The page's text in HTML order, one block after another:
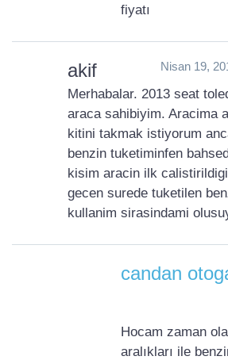
fiyatı
akif Nisan 19,
Merhabalar. 2013 seat
araca sahibiyim. Aracima
kitini takmak istiyorum
benzin tuketiminfen
kisim aracin ilk
gecen surede tuketilen
kullanim sirasindami
candan
Hocam zaman
aralıkları ile